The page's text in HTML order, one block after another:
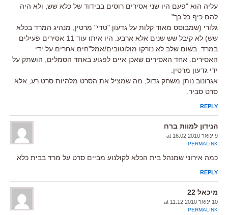
עליה הוא "פעם היו שני אסירים רוסים בבידוד של כלא שש, ולא היה
להם כיף כל כך".
גלורי (שמבוסס מאוד קלות על גדעון "טדי" מרטין, מנהיג המרד בכלא
שש) לא קיבל שש שנים אלא ארבע. היו איתו עוד 11 אסירים פעילים
במרד. בשום שלב לא נזרקו מולוטובים/אמל"חים אחרים על ידי
האסירים. אחד האסירים שאכן איים לפגוע באחד הסמלים, הושתק על
ידי גדעון מרטין.
אגרונוב נותן משחק גדול, מה שמציל את הסרט מלהיות סרט רע, אלא
סרט סביר.
REPLY
הנידון למוות ברח
9 ינואר 2010 at 16:02
PERMALINK
כמה אירוני שמנהל בית הכלא לקולנוע מביים סרט על מרד בבית כלא
REPLY
מיכאל 22
10 ינואר 2010 at 11:12
PERMALINK